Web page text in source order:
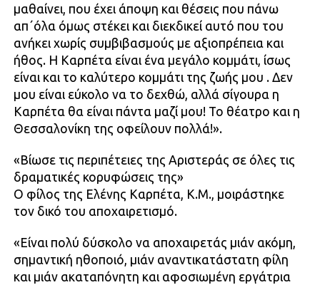
μαθαίνει, που έχει άποψη και θέσεις που πάνω
απ΄όλα όμως στέκει και διεκδικεί αυτό που του
ανήκει χωρίς συμβιβασμούς με αξιοπρέπεια και
ήθος. Η Καρπέτα είναι ένα μεγάλο κομμάτι, ίσως
είναι και το καλύτερο κομμάτι της ζωής μου . Δεν
μου είναι εύκολο να το δεχθώ, αλλά σίγουρα η
Καρπέτα θα είναι πάντα μαζί μου! Το θέατρο και η
Θεσσαλονίκη της οφείλουν πολλά!».
«Βίωσε τις περιπέτειες της Αριστεράς σε όλες τις
δραματικές κορυφώσεις της»
Ο φίλος της Ελένης Καρπέτα, Κ.Μ., μοιράστηκε
τον δικό του αποχαιρετισμό.
«Είναι πολύ δύσκολο να αποχαιρετάς μιάν ακόμη,
σημαντική ηθοποιό, μιάν αναντικατάστατη φίλη
και μιάν ακαταπόνητη και αφοσιωμένη εργάτρια